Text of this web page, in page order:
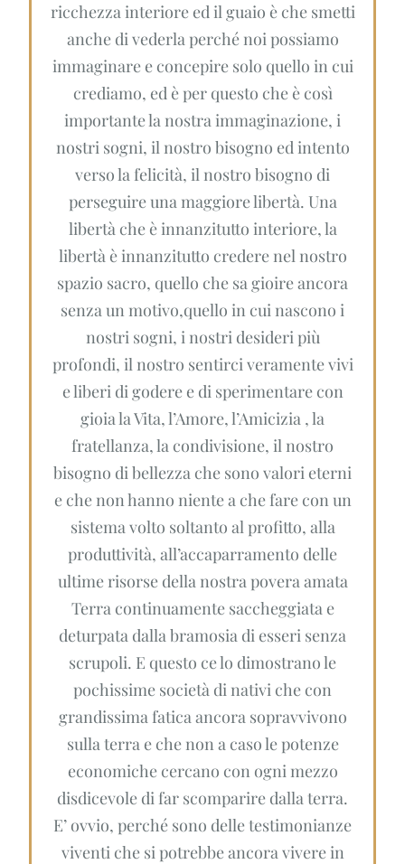
ricchezza interiore ed il guaio è che smetti
anche di vederla perché noi possiamo
immaginare e concepire solo quello in cui
crediamo, ed è per questo che è così
importante la nostra immaginazione, i
nostri sogni, il nostro bisogno ed intento
verso la felicità, il nostro bisogno di
perseguire una maggiore libertà. Una
libertà che è innanzitutto interiore, la
libertà è innanzitutto credere nel nostro
spazio sacro, quello che sa gioire ancora
senza un motivo,quello in cui nascono i
nostri sogni, i nostri desideri più
profondi, il nostro sentirci veramente vivi
e liberi di godere e di sperimentare con
gioia la Vita, l’Amore, l’Amicizia , la
fratellanza, la condivisione, il nostro
bisogno di bellezza che sono valori eterni
e che non hanno niente a che fare con un
sistema volto soltanto al profitto, alla
produttività, all’accaparramento delle
ultime risorse della nostra povera amata
Terra continuamente saccheggiata e
deturpata dalla bramosia di esseri senza
scrupoli. E questo ce lo dimostrano le
pochissime società di nativi che con
grandissima fatica ancora sopravvivono
sulla terra e che non a caso le potenze
economiche cercano con ogni mezzo
disdicevole di far scomparire dalla terra.
E’ ovvio, perché sono delle testimonianze
viventi che si potrebbe ancora vivere in